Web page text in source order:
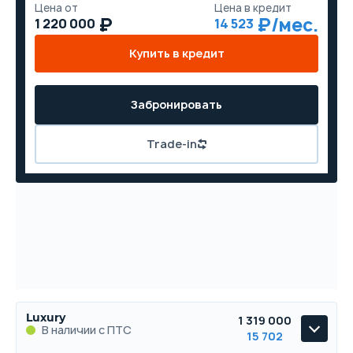
Цена от
1 220 000
Цена в кредит
14 523
Купить в кредит
Trade-in
Забронировать
Luxury
В наличии с ПТС
1 319 000
15 702